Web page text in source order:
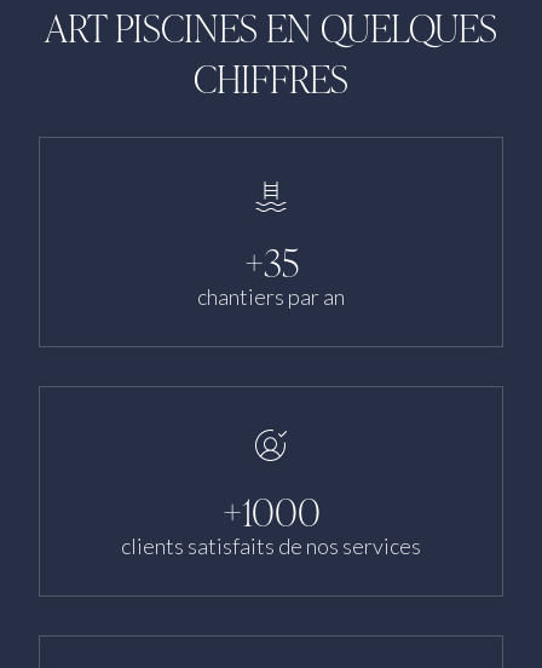
ART PISCINES EN QUELQUES
CHIFFRES
+35
chantiers par an
+1000
clients satisfaits de nos services